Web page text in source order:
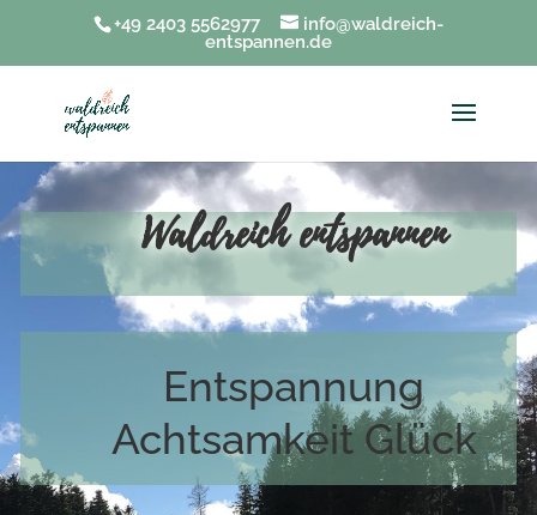
+49 2403 5562977
info@waldreich-
entspannen.de
Waldreich entspannen
Entspannung
AchtsamkeitGlück